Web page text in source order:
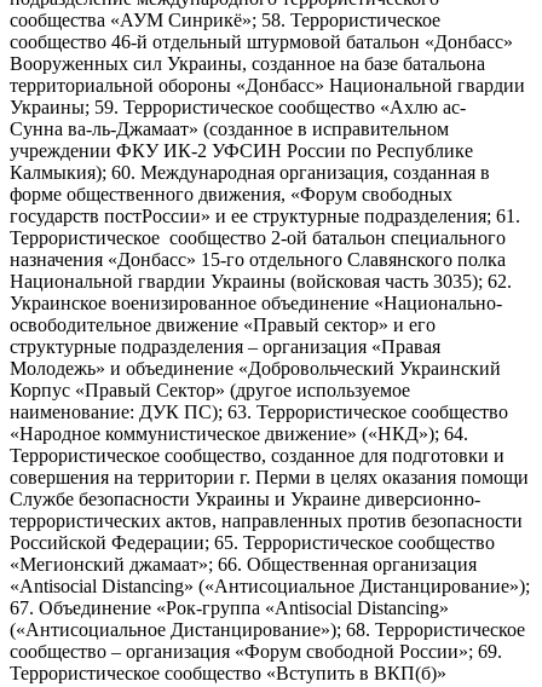
сообщества «АУМ Синрикё»; 58. Террористическое
сообщество 46-й отдельный штурмовой батальон «Донбасс»
Вооруженных сил Украины, созданное на базе батальона
территориальной обороны «Донбасс» Национальной гвардии
Украины; 59. Террористическое сообщество «Ахлю ас-
Сунна ва-ль-Джамаат» (созданное в исправительном
учреждении ФКУ ИК-2 УФСИН России по Республике
Калмыкия); 60. Международная организация, созданная в
форме общественного движения, «Форум свободных
государств постРоссии» и ее структурные подразделения; 61.
Террористическое сообщество 2-ой батальон специального
назначения «Донбасс» 15-го отдельного Славянского полка
Национальной гвардии Украины (войсковая часть 3035); 62.
Украинское военизированное объединение «Национально-
освободительное движение «Правый сектор» и его
структурные подразделения – организация «Правая
Молодежь» и объединение «Добровольческий Украинский
Корпус «Правый Сектор» (другое используемое
наименование: ДУК ПС); 63. Террористическое сообщество
«Народное коммунистическое движение» («НКД»); 64.
Террористическое сообщество, созданное для подготовки и
совершения на территории г. Перми в целях оказания помощи
Службе безопасности Украины и Украине диверсионно-
террористических актов, направленных против безопасности
Российской Федерации; 65. Террористическое сообщество
«Мегионский джамаат»; 66. Общественная организация
«Antisocial Distancing» («Антисоциальное Дистанцирование»);
67. Объединение «Рок-группа «Antisocial Distancing»
(«Антисоциальное Дистанцирование»); 68. Террористическое
сообщество – организация «Форум свободной России»; 69.
Террористическое сообщество «Вступить в ВКП(б)»